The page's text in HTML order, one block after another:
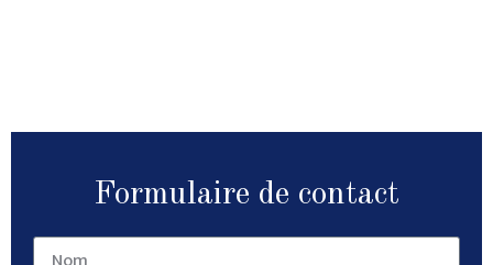
Formulaire de contact